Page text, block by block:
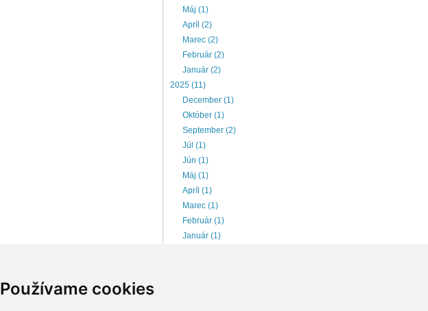
Používame cookies
Máj (1)
Apríl (2)
Marec (2)
Február (2)
Január (2)
2025 (11)
December (1)
Október (1)
September (2)
Júl (1)
Jún (1)
Máj (1)
Apríl (1)
Marec (1)
Február (1)
Január (1)